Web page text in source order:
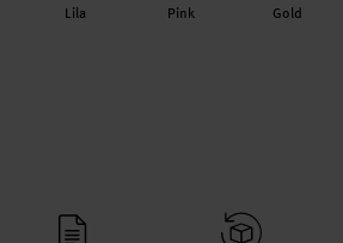
Lila Pink Gold